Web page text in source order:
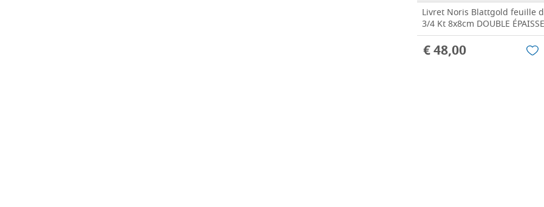
Livret Noris Blattgold feuille
3/4 Kt 8x8cm DOUBLE
€ 48,00